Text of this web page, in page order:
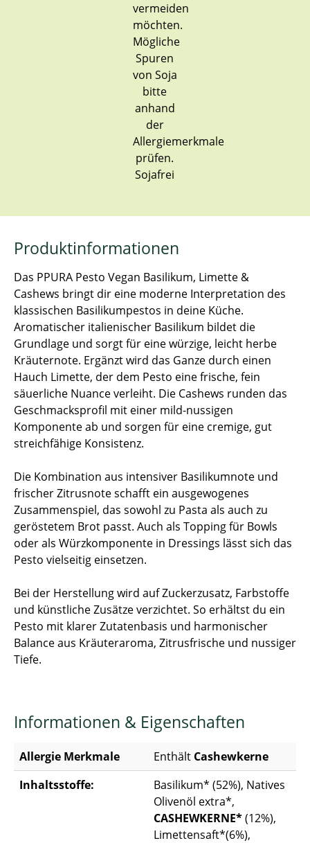
Sojafrei
Produktinformationen
Das PPURA Pesto Vegan Basilikum, Limette &
Cashews bringt dir eine moderne Interpretation des
klassischen Basilikumpestos in deine Küche.
Aromatischer italienischer Basilikum bildet die
Grundlage und sorgt für eine würzige, leicht herbe
Kräuternote. Ergänzt wird das Ganze durch einen
Hauch Limette, der dem Pesto eine frische, fein
säuerliche Nuance verleiht. Die Cashews runden das
Geschmacksprofil mit einer mild-nussigen
Komponente ab und sorgen für eine cremige, gut
streichfähige Konsistenz.
Die Kombination aus intensiver Basilikumnote und
frischer Zitrusnote schafft ein ausgewogenes
Zusammenspiel, das sowohl zu Pasta als auch zu
geröstetem Brot passt. Auch als Topping für Bowls
oder als Würzkomponente in Dressings lässt sich das
Pesto vielseitig einsetzen.
Bei der Herstellung wird auf Zuckerzusatz, Farbstoffe
und künstliche Zusätze verzichtet. So erhältst du ein
Pesto mit klarer Zutatenbasis und harmonischer
Balance aus Kräuteraroma, Zitrusfrische und nussiger
Tiefe.
Informationen & Eigenschaften
Allergie Merkmale Enthält Cashewkerne
Inhaltsstoffe:
Basilikum* (52%), Natives
Olivenöl extra*,
CASHEWKERNE*(12%),
Limettensaft*(6%),